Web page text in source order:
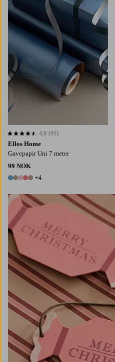
Ellos Home
Gavepapir Uni 7 meter
99 NOK
9 farger
+4
4,6 basert på 91 karaktergivninger
4,6 (91)